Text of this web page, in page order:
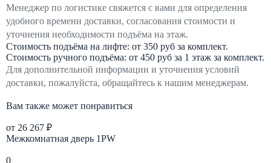
Менеджер по логистике свяжется с вами для определения
удобного времени доставки, согласования стоимости и
уточнения необходимости подъёма на этаж.
Стоимость подъёма на лифте: от 350 руб за комплект.
Стоимость ручного подъёма: от 450 руб за 1 этаж за комплект.
Для дополнительной информации и уточнения условий
доставки, пожалуйста, обращайтесь к нашим менеджерам.
Вам также может понравиться
от 26 267 ₽
Межкомнатная дверь 1PW
0